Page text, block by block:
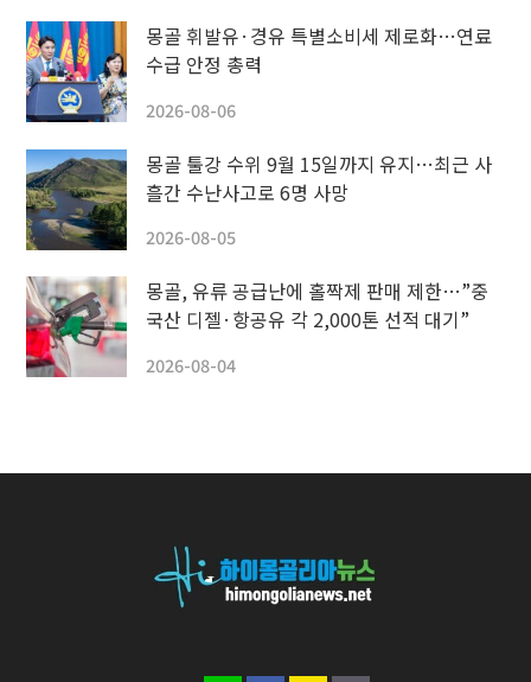
몽골 휘발유·경유 특별소비세 제로화…연료
수급 안정 총력
2026-08-06
몽골 툴강 수위 9월 15일까지 유지…최근 사
흘간 수난사고로 6명 사망
2026-08-05
몽골, 유류 공급난에 홀짝제 판매 제한…”중
국산 디젤·항공유 각 2,000톤 선적 대기”
2026-08-04